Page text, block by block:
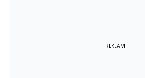
REKLAM